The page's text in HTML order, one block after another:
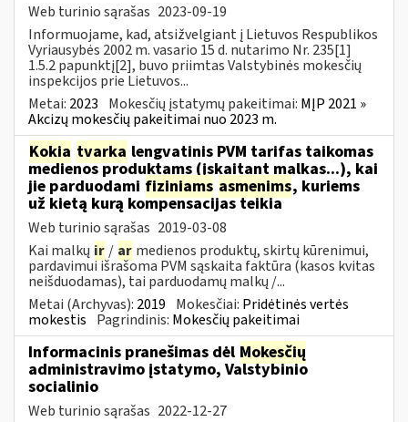
Web turinio sąrašas 2023-09-19
Informuojame, kad, atsižvelgiant į Lietuvos Respublikos
Vyriausybės 2002 m. vasario 15 d. nutarimo Nr. 235[1]
1.5.2 papunktį[2], buvo priimtas Valstybinės mokesčių
inspekcijos prie Lietuvos...
Metai: 2023 Mokesčių įstatymų pakeitimai: MĮP 2021 »
Akcizų mokesčių pakeitimai nuo 2023 m.
Kokia tvarka lengvatinis PVM tarifas taikomas
medienos produktams (įskaitant malkas...), kai
jie parduodami fiziniams asmenims, kuriems
už kietą kurą kompensacijas teikia
Web turinio sąrašas 2019-03-08
Kai malkų ir / ar medienos produktų, skirtų kūrenimui,
pardavimui išrašoma PVM sąskaita faktūra (kasos kvitas
neišduodamas), tai parduodamų malkų /...
Metai (Archyvas): 2019 Mokesčiai: Pridėtinės vertės
mokestis Pagrindinis: Mokesčių pakeitimai
Informacinis pranešimas dėl Mokesčių
administravimo įstatymo, Valstybinio
socialinio
Web turinio sąrašas 2022-12-27